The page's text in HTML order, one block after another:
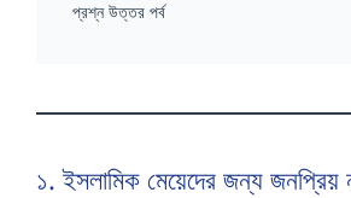
প্রশ্ন উত্তর পর্ব
১. ইসলামিক মেয়েদের জন্য জনপ্রিয়